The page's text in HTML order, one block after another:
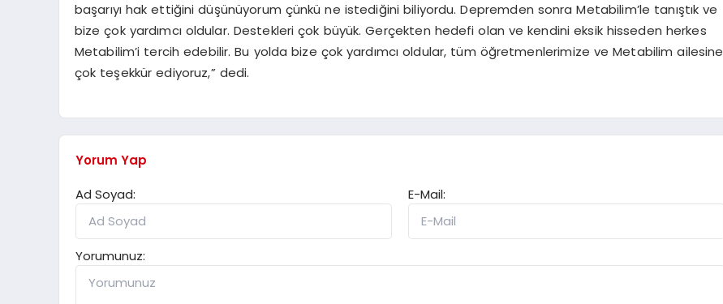
başarıyı hak ettiğini düşünüyorum çünkü ne istediğini biliyordu. Depremden sonra Metabilim’le tanıştık ve
bize çok yardımcı oldular. Destekleri çok büyük. Gerçekten hedefi olan ve kendini eksik hisseden herkes
Metabilim’i tercih edebilir. Bu yolda bize çok yardımcı oldular, tüm öğretmenlerimize ve Metabilim ailesine
çok teşekkür ediyoruz,” dedi.
Yorum Yap
Ad Soyad:
E-Mail:
Yorumunuz: